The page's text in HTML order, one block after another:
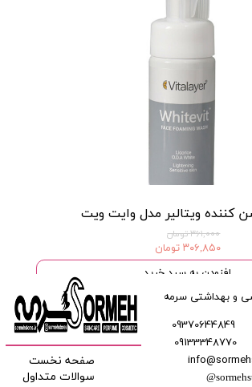
کننده ویتالیر مدل وایت ویت
۳۶۱,۰۰۰ تومان
۳۰۶,۸۵۰ تومان
افزودن به سبد خرید
و بهداشتی سرمه
09370644849
09133348770
@
سوالات متداول
صفحه نخست